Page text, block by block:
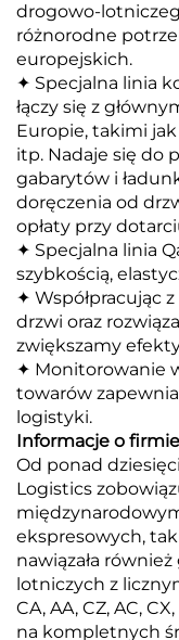
drogowo-
różnorodne
europejskich.
✦ Specjalna linia
łączy się z
Europie, takimi
itp. Nadaje się do
gabarytów i
doręczenia od
opłaty przy
✦ Specjalna linia
szybkością,
✦ Współpracując
drzwi oraz
zwiększamy
✦ Monitorowanie
towarów
logistyki.
Informacje o
Od ponad
Logistics
ekspresowych,
nawiązała
lotniczych z
CA, AA, CZ, AC,
na kompletnych